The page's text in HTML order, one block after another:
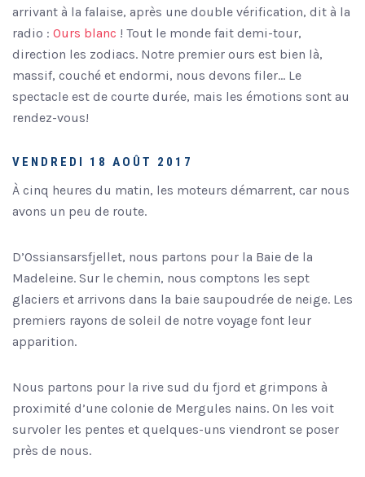
arrivant à la falaise, après une double vérification, dit à la
radio : Ours blanc ! Tout le monde fait demi-tour,
direction les zodiacs. Notre premier ours est bien là,
massif, couché et endormi, nous devons filer… Le
spectacle est de courte durée, mais les émotions sont au
rendez-vous!
VENDREDI 18 AOÛT 2017
À cinq heures du matin, les moteurs démarrent, car nous
avons un peu de route.
D’Ossiansarsfjellet, nous partons pour la Baie de la
Madeleine. Sur le chemin, nous comptons les sept
glaciers et arrivons dans la baie saupoudrée de neige. Les
premiers rayons de soleil de notre voyage font leur
apparition.
Nous partons pour la rive sud du fjord et grimpons à
proximité d’une colonie de Mergules nains. On les voit
survoler les pentes et quelques-uns viendront se poser
près de nous.